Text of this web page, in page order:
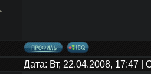
Дата: Вт, 22.04.2008, 17:47